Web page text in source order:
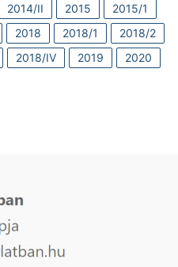
2014/II 2015
2015/1
2018 2018/1
2018/2
2018/IV 2019
2020